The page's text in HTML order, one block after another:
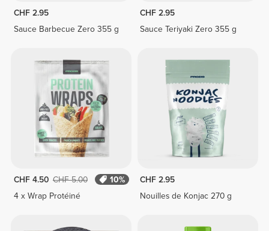
CHF 2.95
Sauce Barbecue Zero 355 g
CHF 2.95
Sauce Teriyaki Zero 355 g
CHF 4.50 CHF 5.00
10%
4 x Wrap Protéiné
CHF 2.95
Nouilles de Konjac 270 g